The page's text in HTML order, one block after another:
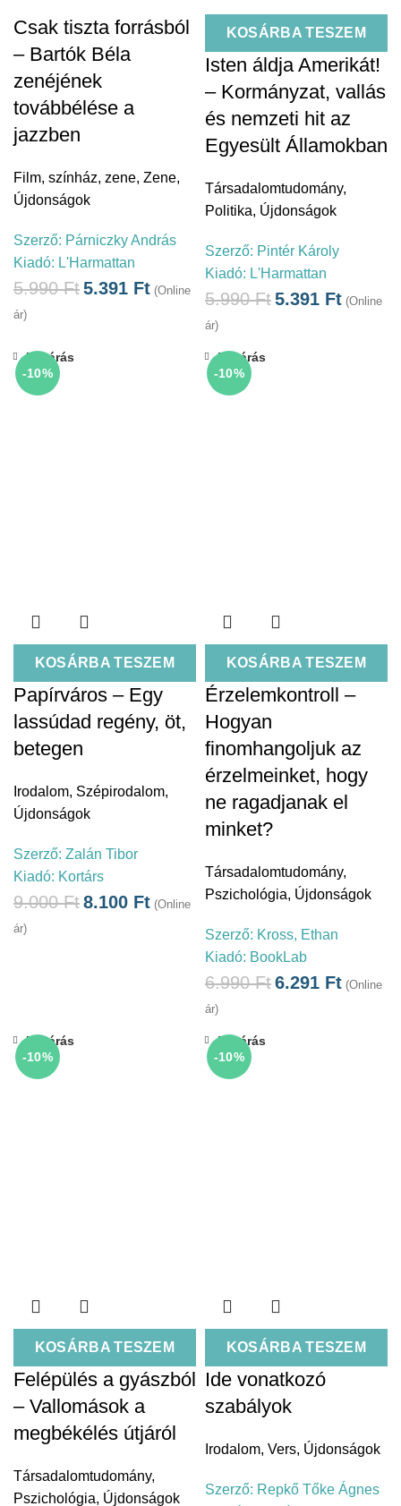
Csak tiszta forrásból
– Bartók Béla
zenéjének
továbbélése a
jazzben
Film, színház, zene, Zene,
Újdonságok
Szerző: Párniczky András
Kiadó: L'Harmattan
5.990Ft5.391 Ft (Online
ár)
KOSÁRBA TESZEM
Isten áldja Amerikát!
– Kormányzat, vallás
és nemzeti hit az
Egyesült Államokban
Társadalomtudomány,
Politika, Újdonságok
Szerző: Pintér Károly
Kiadó: L'Harmattan
5.990Ft5.391 Ft (Online
ár)
-10%
KOSÁRBA TESZEM
Bezárás
Papírváros – Egy
lassúdad regény, öt,
betegen
Irodalom, Szépirodalom,
Újdonságok
Szerző: Zalán Tibor
Kiadó: Kortárs
9.000Ft8.100 Ft (Online
ár)
-10%
KOSÁRBA TESZEM
Bezárás
Érzelemkontroll –
Hogyan
finomhangoljuk az
érzelmeinket, hogy
ne ragadjanak el
minket?
Társadalomtudomány,
Pszichológia, Újdonságok
Szerző: Kross, Ethan
Kiadó: BookLab
6.990Ft6.291 Ft (Online
ár)
-10%
KOSÁRBA TESZEM
Bezárás
Felépülés a gyászból
– Vallomások a
megbékélés útjáról
Társadalomtudomány,
Pszichológia, Újdonságok
-10%
KOSÁRBA TESZEM
Bezárás
Ide vonatkozó
szabályok
Irodalom, Vers, Újdonságok
Szerző: Repkő Tőke Ágnes